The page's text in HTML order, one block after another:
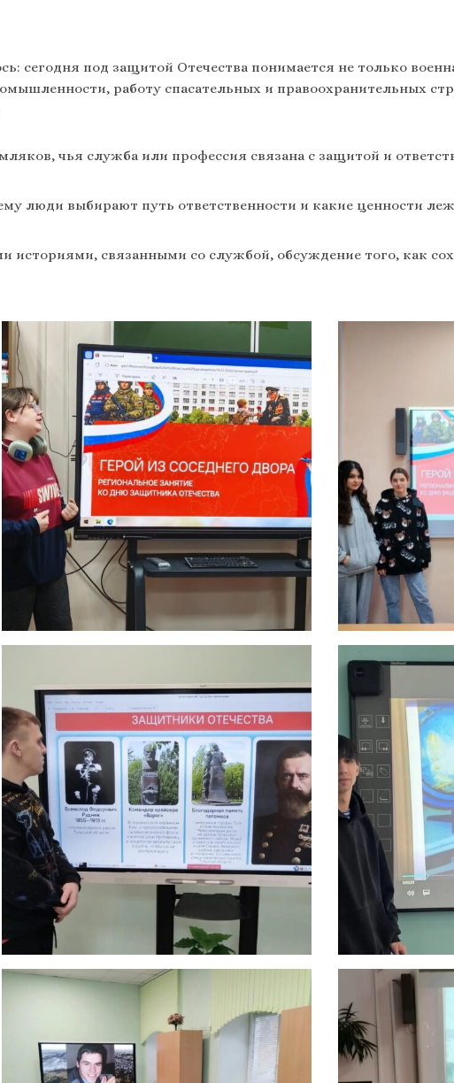
сегодня под защитой Отечества понимается не только
работу спасательных и правоохранительных
чья служба или профессия связана с защитой и
люди выбирают путь ответственности и какие ценности
историями, связанными со службой, обсуждение того, как